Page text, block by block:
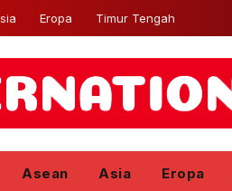
Eropa Timur Tengah
Asean Asia Eropa